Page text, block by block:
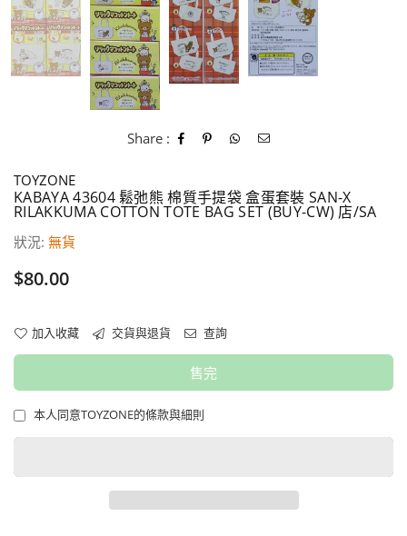
Share :
TOYZONE
KABAYA 43604 鬆弛熊 棉質手提袋 盒蛋套裝 SAN-X
RILAKKUMA COTTON TOTE BAG SET (BUY-CW) 店/SA
狀況: 無貨
價
$80.00
加入收藏 交貨與退貨 查詢
售完
本人同意TOYZONE的條款與細則